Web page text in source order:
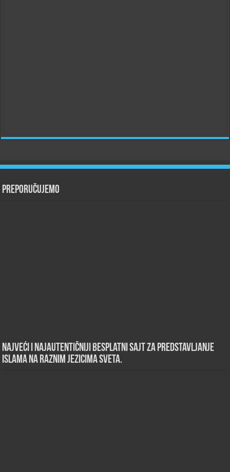
Preporučujemo
Najveći i najautentičniji besplatni sajt za predstavljanje
islama na raznim jezicima sveta.